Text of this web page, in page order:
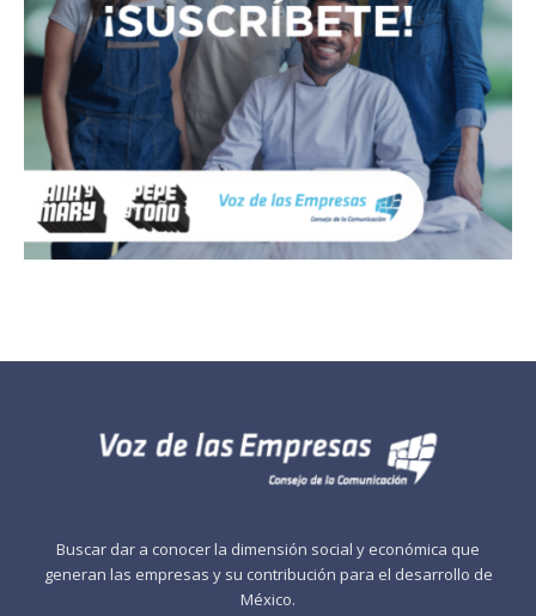
Buscar dar a conocer la dimensión social y económica que
generan las empresas y su contribución para el desarrollo de
México.